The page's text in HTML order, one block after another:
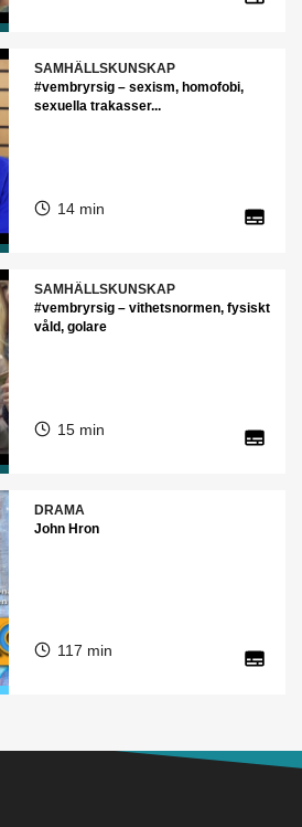
SAMHÄLLSKUNSKAP
#vembryrsig – sexism, homofobi,
sexuella trakasser...
14 min
SAMHÄLLSKUNSKAP
#vembryrsig – vithetsnormen, fysiskt
våld, golare
15 min
DRAMA
John Hron
117 min